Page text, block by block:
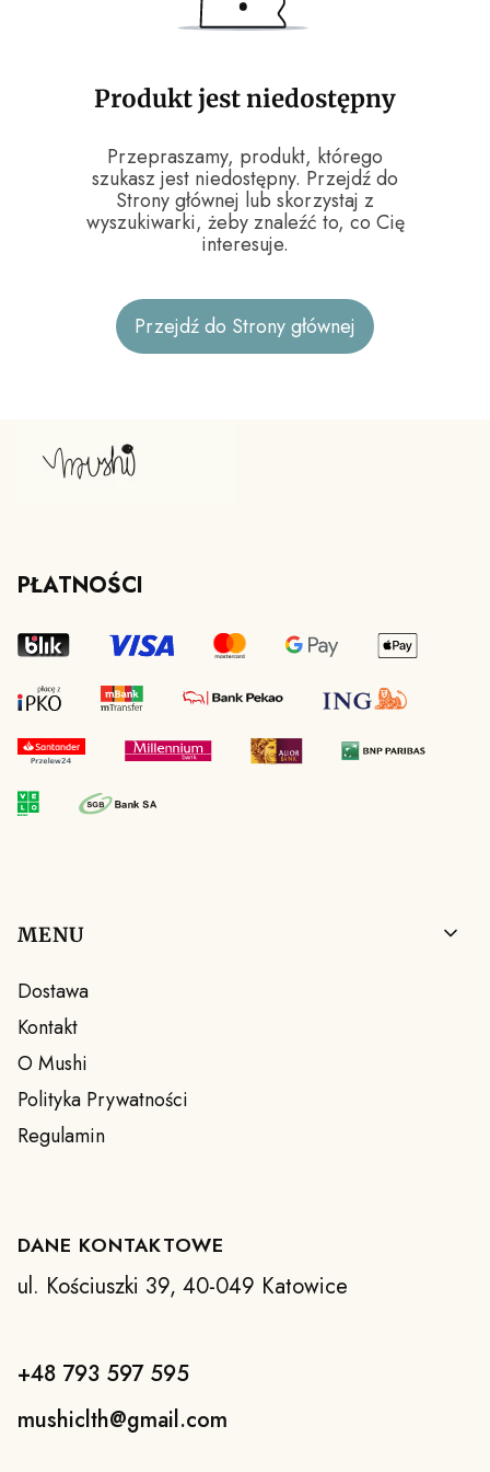
Produkt jest niedostępny
Przepraszamy, produkt, którego
szukasz jest niedostępny. Przejdź do
Strony głównej lub skorzystaj z
wyszukiwarki, żeby znaleźć to, co Cię
interesuje.
Przejdź do Strony głównej
PŁATNOŚCI
Linki w stopce
MENU
Dostawa
Kontakt
O Mushi
Polityka Prywatności
Regulamin
DANE KONTAKTOWE
ul. Kościuszki 39, 40-049 Katowice
+48 793 597 595
mushiclth@gmail.com